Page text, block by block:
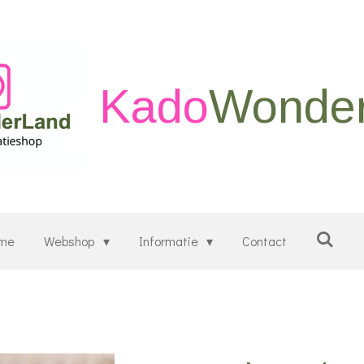
Kado
Webshop Informatie Contact